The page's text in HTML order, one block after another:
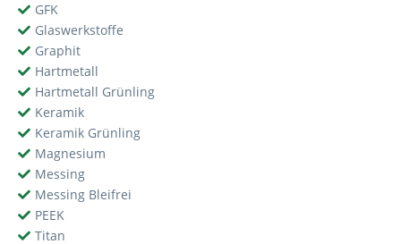
GFK
Glaswerkstoffe
Graphit
Hartmetall
Hartmetall Grünling
Keramik
Keramik Grünling
Magnesium
Messing
Messing Bleifrei
PEEK
Titan